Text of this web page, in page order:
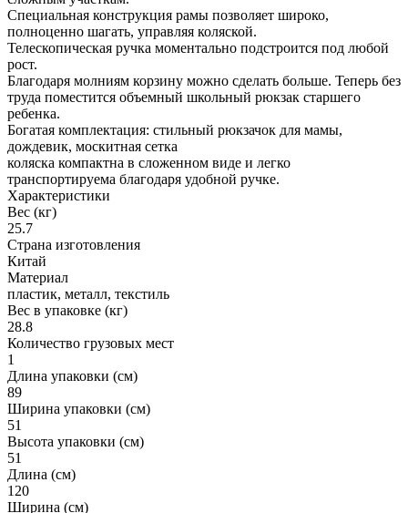
Специальная конструкция рамы позволяет широко,
полноценно шагать, управляя коляской.
Телескопическая ручка моментально подстроится под любой
рост.
Благодаря молниям корзину можно сделать больше. Теперь без
труда поместится объемный школьный рюкзак старшего
ребенка.
Богатая комплектация: стильный рюкзачок для мамы,
дождевик, москитная сетка
коляска компактна в сложенном виде и легко
транспортируема благодаря удобной ручке.
Характеристики
Вес (кг)
25.7
Страна изготовления
Китай
Материал
пластик, металл, текстиль
Вес в упаковке (кг)
28.8
Количество грузовых мест
1
Длина упаковки (см)
89
Ширина упаковки (см)
51
Высота упаковки (см)
51
Длина (см)
120
Ширина (см)